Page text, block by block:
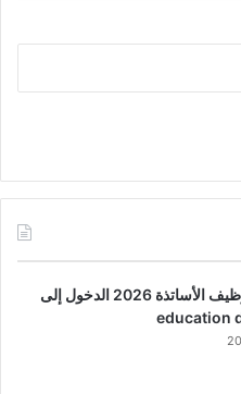
نتائج مسابقة توظيف الأساتذة 2026 الدخول إلى